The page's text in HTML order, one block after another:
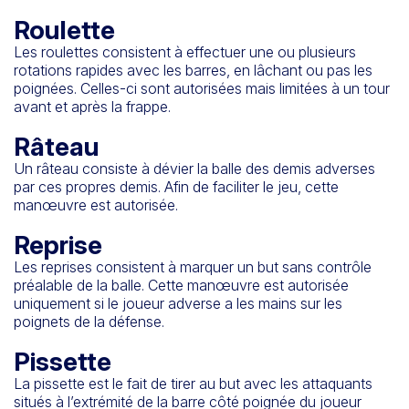
Roulette
Les roulettes consistent à effectuer une ou plusieurs
rotations rapides avec les barres, en lâchant ou pas les
poignées. Celles-ci sont autorisées mais limitées à un tour
avant et après la frappe.
Râteau
Un râteau consiste à dévier la balle des demis adverses
par ces propres demis. Afin de faciliter le jeu, cette
manœuvre est autorisée.
Reprise
Les reprises consistent à marquer un but sans contrôle
préalable de la balle. Cette manœuvre est autorisée
uniquement si le joueur adverse a les mains sur les
poignets de la défense.
Pissette
La pissette est le fait de tirer au but avec les attaquants
situés à l’extrémité de la barre côté poignée du joueur